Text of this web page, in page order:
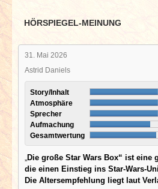
HÖRSPIEGEL-MEINUNG
31. Mai 2026
Astrid Daniels
Story/Inhalt
Atmosphäre
Sprecher
Aufmachung
Gesamtwertung
Die große Star Wars Box“ ist eine
die einen Einstieg ins Star-Wars-
Die Altersempfehlung liegt laut